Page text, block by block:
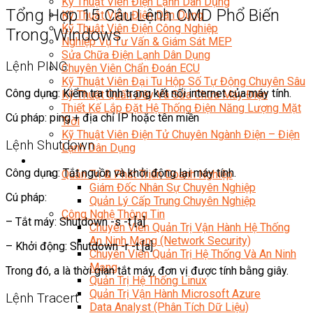
Kỹ Thuật Viên Điện Dân Dụng
Kỹ Thuật Viên Điện Công Nghiệp
Nghiệp Vụ Tư Vấn & Giám Sát MEP
Sửa Chữa Điện Lạnh Dân Dụng
Chuyên Viên Chẩn Đoán ECU
Kỹ Thuật Viên Đại Tu Hộp Số Tự Động Chuyên Sâu
Kỹ Thuật Quấn Dây Và Sửa Chữa Máy Điện
Thiết Kế Lắp Đặt Hệ Thống Điện Năng Lượng Mặt
Trời
Kỹ Thuật Viên Điện Tử Chuyên Ngành Điện – Điện
Lạnh Dân Dụng
Quản Trị & Phát Triển Doanh Nghiệp
Giám Đốc Nhân Sự Chuyên Nghiệp
Quản Lý Cấp Trung Chuyên Nghiệp
Công Nghệ Thông Tin
Chuyên Viên Quản Trị Vận Hành Hệ Thống
An Ninh Mạng (Network Security)
Chuyên Viên Quản Trị Hệ Thống Và An Ninh
Mạng
Quản Trị Hệ Thống Linux
Quản Trị Vận Hành Microsoft Azure
Data Analyst (Phân Tích Dữ Liệu)
Tổng Hợp 15 Câu Lệnh CMD Phổ Biến
Trong Windows
Lệnh PING
Công dụng: Kiểm tra tình trạng kết nối internet của máy tính.
Cú pháp: ping + địa chỉ IP hoặc tên miền
Lệnh Shutdown
Công dụng: Tắt nguồn và khởi động lại máy tính.
Cú pháp:
– Tắt máy: Shutdown -s -t [a]
– Khởi động: Shutdown -r -t [a]
Trong đó, a là thời gian tắt máy, đơn vị được tính bằng giây.
Lệnh Tracert